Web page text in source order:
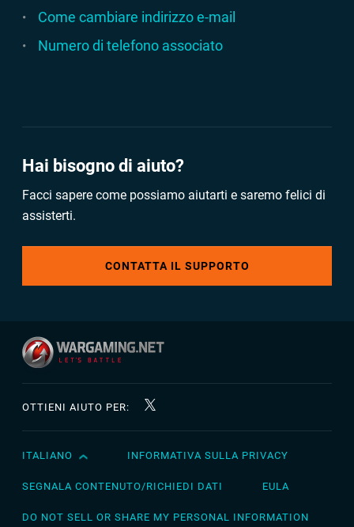
Come cambiare indirizzo e-mail
Numero di telefono associato
Hai bisogno di aiuto?
Facci sapere come possiamo aiutarti e saremo felici di
assisterti.
CONTATTA IL SUPPORTO
OTTIENI AIUTO PER:
English
Čeština
ITALIANO INFORMATIVA SULLA PRIVACY
SEGNALA CONTENUTO/RICHIEDI DATI EULA
DO NOT SELL OR SHARE MY PERSONAL INFORMATION